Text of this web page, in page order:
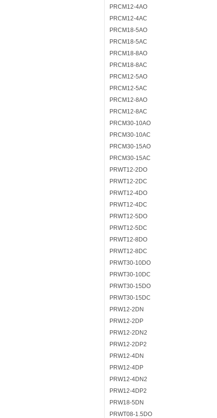
PRCM12-4AO
PRCM12-4AC
PRCM18-5AO
PRCM18-5AC
PRCM18-8AO
PRCM18-8AC
PRCM12-5AO
PRCM12-5AC
PRCM12-8AO
PRCM12-8AC
PRCM30-10AO
PRCM30-10AC
PRCM30-15AO
PRCM30-15AC
PRWT12-2DO
PRWT12-2DC
PRWT12-4DO
PRWT12-4DC
PRWT12-5DO
PRWT12-5DC
PRWT12-8DO
PRWT12-8DC
PRWT30-10DO
PRWT30-10DC
PRWT30-15DO
PRWT30-15DC
PRW12-2DN
PRW12-2DP
PRW12-2DN2
PRW12-2DP2
PRW12-4DN
PRW12-4DP
PRW12-4DN2
PRW12-4DP2
PRW18-5DN
PRWT08-1.5DO